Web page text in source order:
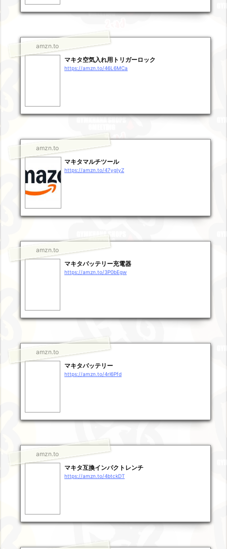
amzn.to
マキタ空気入れ用トリガーロック
https://amzn.to/46L6MCa
amzn.to
マキタマルチツール
https://amzn.to/47ygIyZ
amzn.to
マキタバッテリー充電器
https://amzn.to/3P0bEgw
amzn.to
マキタバッテリー
https://amzn.to/4rl6Pfd
amzn.to
マキタ互換インパクトレンチ
https://amzn.to/4btckDT